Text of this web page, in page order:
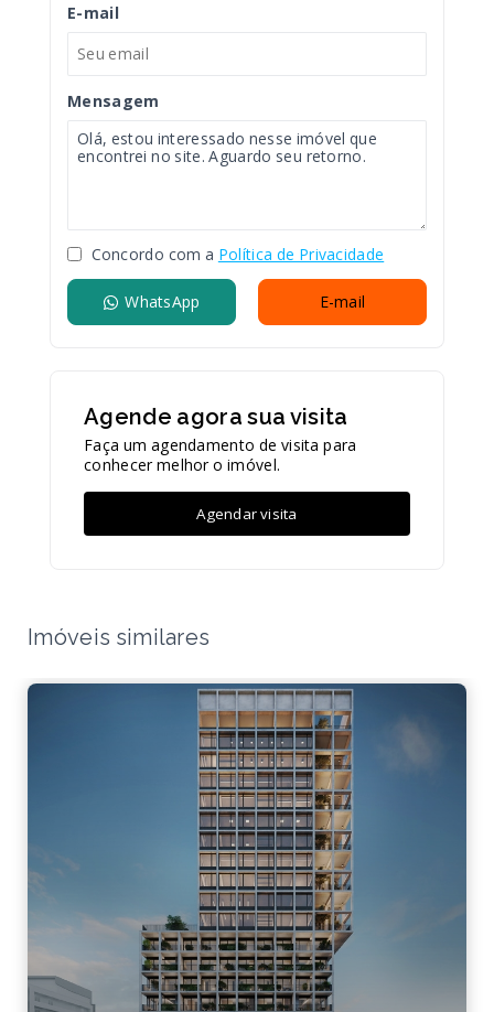
E-mail
Mensagem
Concordo com a Política de Privacidade
WhatsApp E-mail
Agende agora sua visita
Faça um agendamento de visita para
conhecer melhor o imóvel.
Agendar visita
Imóveis similares